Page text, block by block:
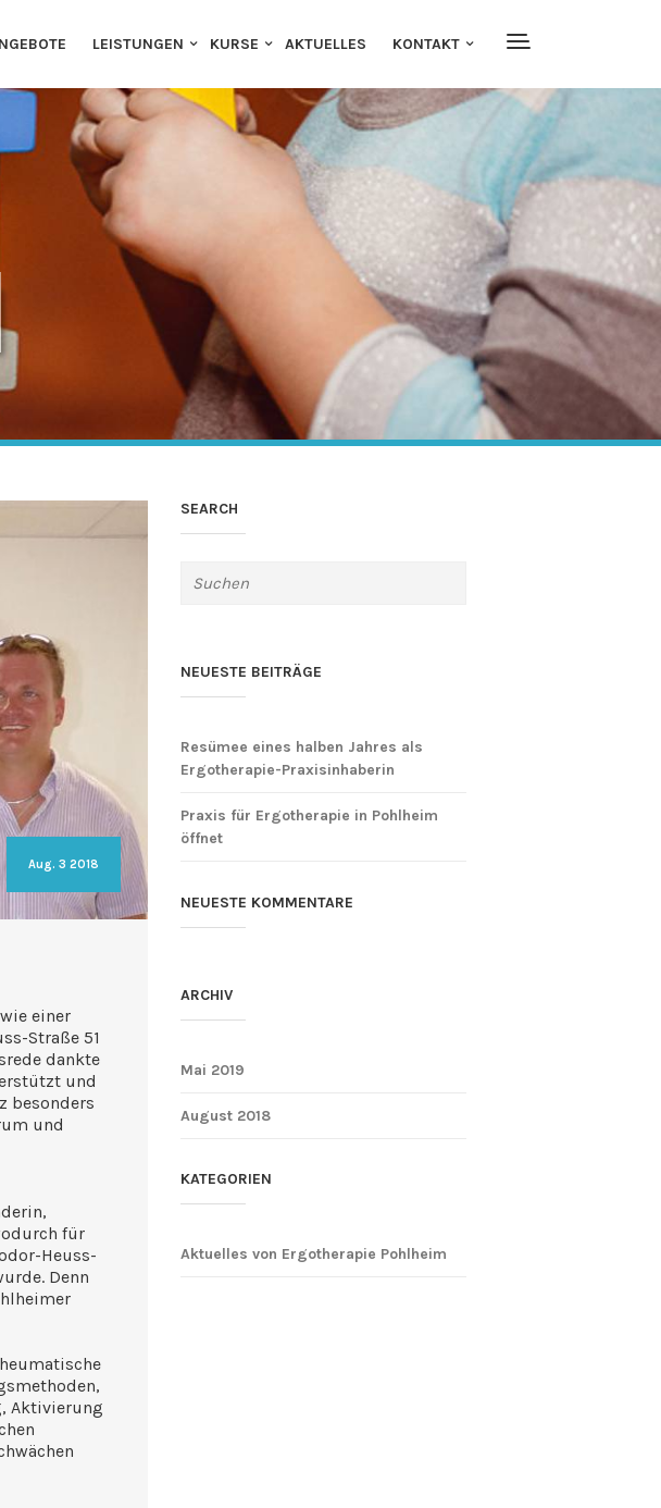
LEISTUNGEN KURSE AKTUELLES KONTAKT
Aug. 3 2018
einer
Straße 51
dankte
und
besonders
und
für
Heuss-
Denn
Aktivierung
SEARCH
NEUESTE BEITRÄGE
Resümee eines halben Jahres als
Ergotherapie-Praxisinhaberin
Praxis für Ergotherapie in Pohlheim
öffnet
NEUESTE KOMMENTARE
ARCHIV
Mai 2019
August 2018
KATEGORIEN
Aktuelles von Ergotherapie Pohlheim